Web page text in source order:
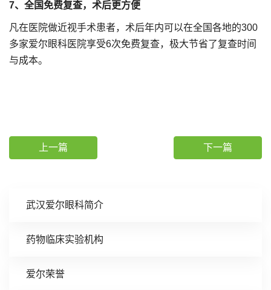
武汉爱尔眼科简介
药物临床实验机构
爱尔荣誉
7、全国免费复查，术后更方便
凡在医院做近视手术患者，术后年内可以在全国各地的300
多家爱尔眼科医院享受6次免费复查，极大节省了复查时间
与成本。
上一篇 下一篇